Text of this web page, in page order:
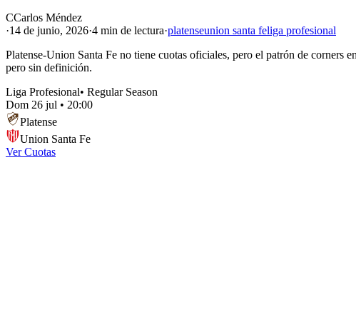
CCarlos Méndez
·14 de junio, 2026·4 min de lectura·platenseunion santa feliga profesional
Platense-Union Santa Fe no tiene cuotas oficiales, pero el patrón de corners
pero sin definición.
Liga Profesional• Regular Season
Dom 26 jul • 20:00
Platense
Union Santa Fe
Ver Cuotas